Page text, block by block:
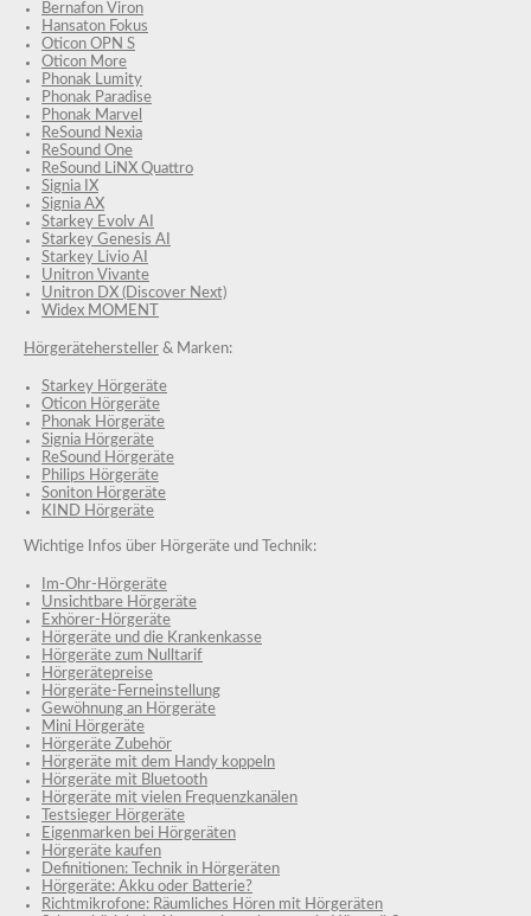
Bernafon Viron
Hansaton Fokus
Oticon OPN S
Oticon More
Phonak Lumity
Phonak Paradise
Phonak Marvel
ReSound Nexia
ReSound One
ReSound LiNX Quattro
Signia IX
Signia AX
Starkey Evolv AI
Starkey Genesis AI
Starkey Livio AI
Unitron Vivante
Unitron DX (Discover Next)
Widex MOMENT
Hörgerätehersteller & Marken:
Starkey Hörgeräte
Oticon Hörgeräte
Phonak Hörgeräte
Signia Hörgeräte
ReSound Hörgeräte
Philips Hörgeräte
Soniton Hörgeräte
KIND Hörgeräte
Wichtige Infos über Hörgeräte und Technik:
Im-Ohr-Hörgeräte
Unsichtbare Hörgeräte
Exhörer-Hörgeräte
Hörgeräte und die Krankenkasse
Hörgeräte zum Nulltarif
Hörgerätepreise
Hörgeräte-Ferneinstellung
Gewöhnung an Hörgeräte
Mini Hörgeräte
Hörgeräte Zubehör
Hörgeräte mit dem Handy koppeln
Hörgeräte mit Bluetooth
Hörgeräte mit vielen Frequenzkanälen
Testsieger Hörgeräte
Eigenmarken bei Hörgeräten
Hörgeräte kaufen
Definitionen: Technik in Hörgeräten
Hörgeräte: Akku oder Batterie?
Richtmikrofone: Räumliches Hören mit Hörgeräten